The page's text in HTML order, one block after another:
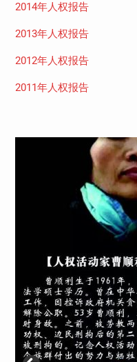
2014年人权报告
2013年人权报告
2012年人权报告
2011年人权报告